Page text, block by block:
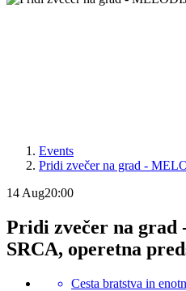
Events
Pridi zvečer na grad -
14 Aug20:00
Pridi zvečer na
SRCA, operetna
Cesta bratstva in